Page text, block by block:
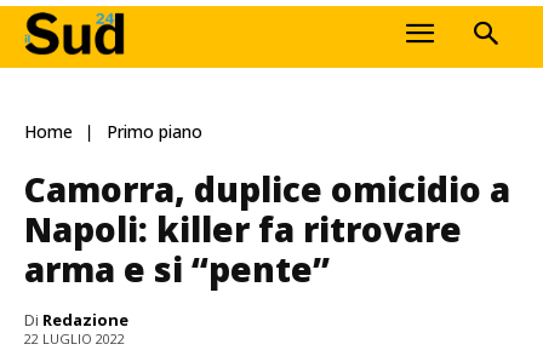
Home Primo piano
Camorra, duplice omicidio a
Napoli: killer fa ritrovare
arma e si “pente”
Di Redazione
22 LUGLIO 2022